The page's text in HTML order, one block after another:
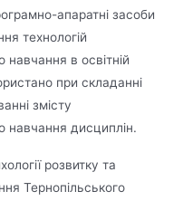
апаратні засоби
технологій
навчання в освітній
при складанні
змісту
навчання дисциплін.
розвитку та
Тернопільського